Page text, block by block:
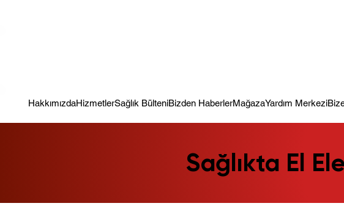
HakkımızdaHizmetlerSağlık BülteniBizden HaberlerMağazaYardım Merkezi
Sağlıkta El